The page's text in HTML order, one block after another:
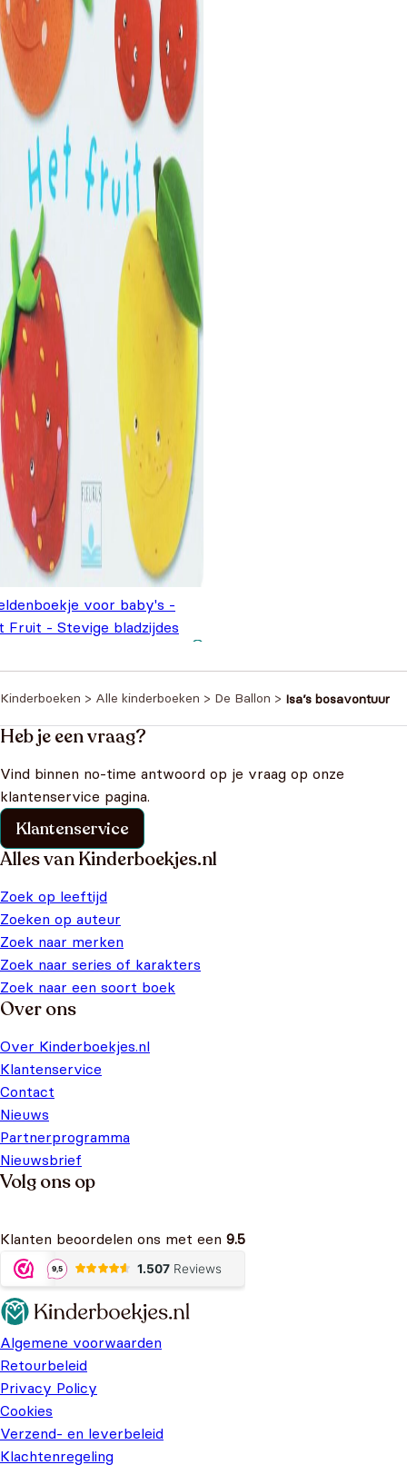
voor baby's -
Fruit - Stevige bladzijdes
Kinderboeken > Alle kinderboeken > De Ballon > Isa’s bosavontuur
Heb je een vraag?
Vind binnen no-time antwoord op je vraag op onze
klantenservice pagina.
Klantenservice
Alles van Kinderboekjes.nl
Zoek op leeftijd
Zoeken op auteur
Zoek naar merken
Zoek naar series of karakters
Zoek naar een soort boek
Over ons
Over Kinderboekjes.nl
Klantenservice
Contact
Nieuws
Partnerprogramma
Nieuwsbrief
Volg ons op
Klanten beoordelen ons met een 9.5
Algemene voorwaarden
Retourbeleid
Privacy Policy
Cookies
Verzend- en leverbeleid
Klachtenregeling